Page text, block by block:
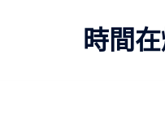
時間